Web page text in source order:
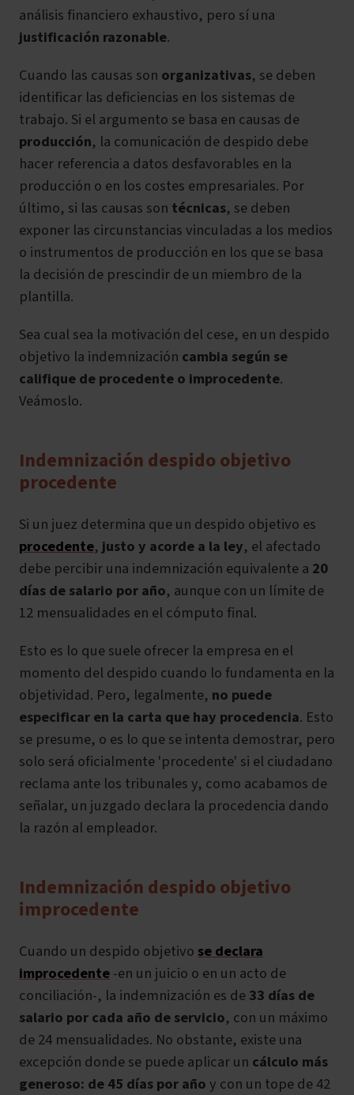
análisis financiero exhaustivo, pero sí una
justificación razonable.
Cuando las causas son organizativas, se deben
identificar las deficiencias en los sistemas de
trabajo. Si el argumento se basa en causas de
producción, la comunicación de despido debe
hacer referencia a datos desfavorables en la
producción o en los costes empresariales. Por
último, si las causas son técnicas, se deben
exponer las circunstancias vinculadas a los medios
o instrumentos de producción en los que se basa
la decisión de prescindir de un miembro de la
plantilla.
Sea cual sea la motivación del cese, en un despido
objetivo la indemnización cambia según se
califique de procedente o improcedente.
Veámoslo.
Indemnización despido objetivo
procedente
Si un juez determina que un despido objetivo es
procedente, justo y acorde a la ley, el afectado
debe percibir una indemnización equivalente a 20
días de salario por año, aunque con un límite de
12 mensualidades en el cómputo final.
Esto es lo que suele ofrecer la empresa en el
momento del despido cuando lo fundamenta en la
objetividad. Pero, legalmente, no puede
especificar en la carta que hay procedencia. Esto
se presume, o es lo que se intenta demostrar, pero
solo será oficialmente 'procedente' si el ciudadano
reclama ante los tribunales y, como acabamos de
señalar, un juzgado declara la procedencia dando
la razón al empleador.
Indemnización despido objetivo
improcedente
Cuando un despido objetivo se declara
improcedente-en un juicio o en un acto de
conciliación-, la indemnización es de33 días de
salario por cada año de servicio, con un máximo
de 24 mensualidades. No obstante, existe una
excepción donde se puede aplicar un cálculo más
generoso: de 45 días por añoy con un tope de 42